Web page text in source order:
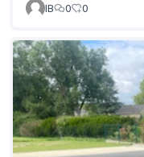
IB
0 0